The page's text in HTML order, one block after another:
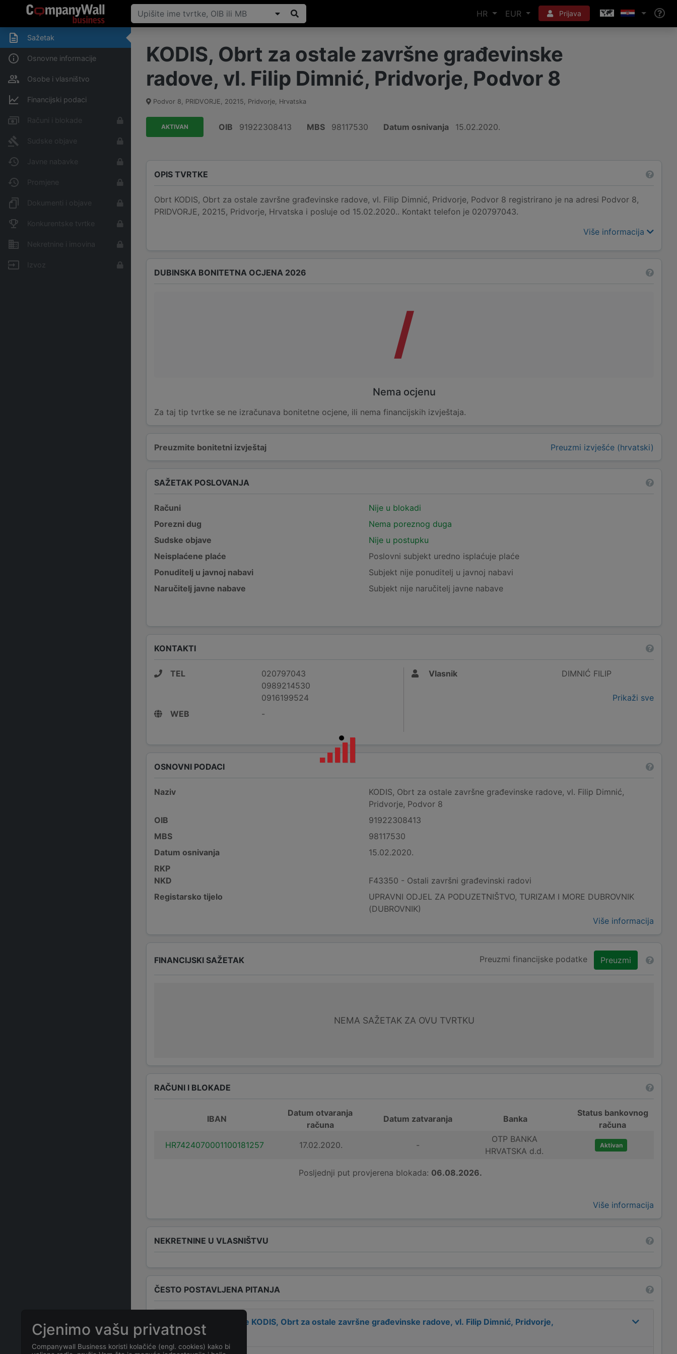
HR EUR Prijava
Sažetak
Osnovne informacije
Osobe i vlasništvo
Financijski podaci
Računi i blokade
Sudske objave
Javne nabavke
Promjene
Dokumenti i objave
Konkurentske tvrtke
Nekretnine i imovina
Izvoz
KODIS, Obrt za ostale završne građevinske
radove, vl. Filip Dimnić, Pridvorje, Podvor 8
Podvor 8, PRIDVORJE, 20215, Pridvorje, Hrvatska
AKTIVAN OIB 91922308413 MBS 98117530 Datum osnivanja 15.02.2020.
OPIS TVRTKE
Obrt KODIS, Obrt za ostale završne građevinske radove, vl. Filip Dimnić, Pridvorje, Podvor 8 registrirano je na adresi Podvor 8,
PRIDVORJE, 20215, Pridvorje, Hrvatska i posluje od 15.02.2020.. Kontakt telefon je 020797043.
Više informacija
Preuzmite bonitetni izvještaj Preuzmi izvješće (hrvatski)
DUBINSKA BONITETNA OCJENA 2026
/
Nema ocjenu
Za taj tip tvrtke se ne izračunava bonitetne ocjene, ili nema financijskih izvještaja.
SAŽETAK POSLOVANJA
Računi
Nije u blokadi
Porezni dug
Nema poreznog duga
Sudske objave
Nije u postupku
Neisplaćene plaće
Poslovni subjekt uredno isplaćuje plaće
Ponuditelj u javnoj nabavi
Subjekt nije ponuditelj u javnoj nabavi
Naručitelj javne nabave
Subjekt nije naručitelj javne nabave
KONTAKTI
TEL
020797043
0989214530
0916199524
WEB
-
Vlasnik DIMNIĆ FILIP
Prikaži sve
OSNOVNI PODACI
Naziv
KODIS, Obrt za ostale završne građevinske radove, vl. Filip Dimnić,
Pridvorje, Podvor 8
OIB
91922308413
MBS
98117530
Datum osnivanja
15.02.2020.
RKP
NKD
F43350 - Ostali završni građevinski radovi
Registarsko tijelo
UPRAVNI ODJEL ZA PODUZETNIŠTVO, TURIZAM I MORE DUBROVNIK
(DUBROVNIK)
Više informacija
FINANCIJSKI SAŽETAK Preuzmi financijske podatke Preuzmi
NEMA SAŽETAK ZA OVU TVRTKU
RAČUNI I BLOKADE
IBAN
Datum otvaranja
računa
Datum zatvaranja Banka
Status bankovnog
računa
HR7424070001100181257
17.02.2020. -
OTP BANKA
HRVATSKA d.d.
Aktivan
Posljednji put provjerena blokada: 06.08.2026.
Više informacija
NEKRETNINE U VLASNIŠTVU
ČESTO POSTAVLJENA PITANJA
Koja je adresa tvrtke KODIS, Obrt za ostale završne građevinske radove, vl. Filip Dimnić, Pridvorje,
Podvor 8?
Cjenimo vašu privatnost
Companywall Business koristi kolačiće (engl. cookies) kako bi